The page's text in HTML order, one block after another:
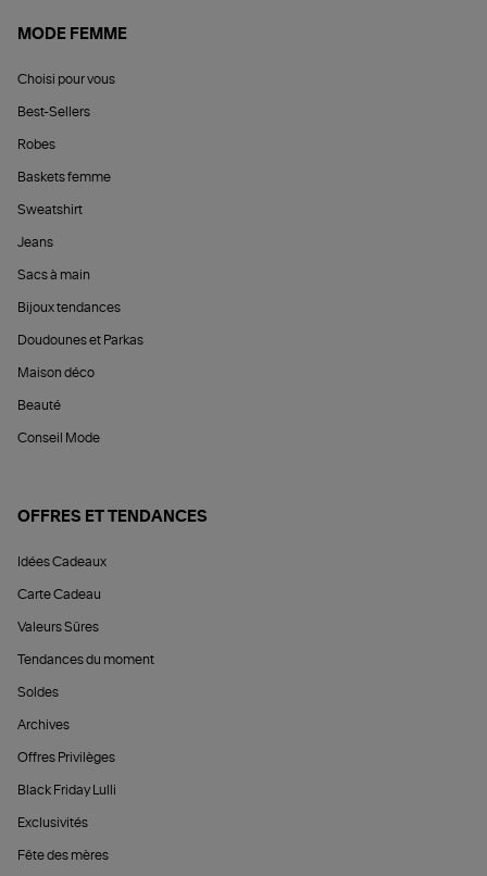
MODE FEMME
Choisi pour vous
Best-Sellers
Robes
Baskets femme
Sweatshirt
Jeans
Sacs à main
Bijoux tendances
Doudounes et Parkas
Maison déco
Beauté
Conseil Mode
OFFRES ET TENDANCES
Idées Cadeaux
Carte Cadeau
Valeurs Sûres
Tendances du moment
Soldes
Archives
Offres Privilèges
Black Friday Lulli
Exclusivités
Fête des mères